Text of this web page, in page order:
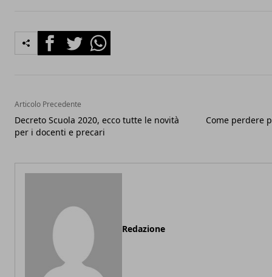
FacebookTwitterWhatsapp
Articolo Precedente
Decreto Scuola 2020, ecco tutte le novità
per i docenti e precari
Come perdere
Redazione